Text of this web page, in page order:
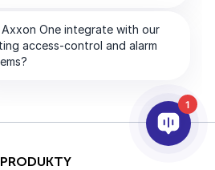
PRODUKTY
1